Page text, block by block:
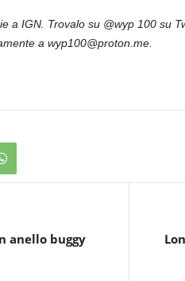
a IGN. Trovalo su @wyp 100 su
a wyp100@proton.me.
anello buggy